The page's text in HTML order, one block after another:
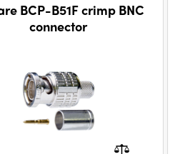
BCP-B51F crimp BNC
connector